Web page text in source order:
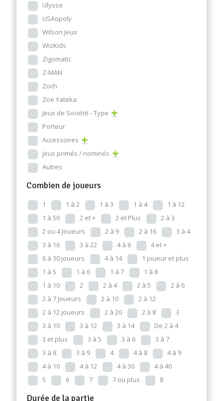
Ulysse
USAopoly
Wilson Jeux
WizKids
Zigomatic
Z-MAN
Zoch
Zoe Yateka
Jeux de Société - Type
Porteur
Accessoires
Jeux primés / nominés
Autres
Combien de joueurs
1 1 à 2 1 à 3 1 à 4
1 à 12
1 à 50
2 et + 2 et Plus
2 à 3
2 ou 4 Joueurs
2 à 9 2 à 16
3 à 4
3 à 16
3 à 22 4 à 6
4 et +
6 à 30 joueurs
4 à 14
1 joueur et plus
1 à 5
1 à 6 1 à 7
1 à 8
1 à 10
2 2 à 4 2 à 5
2 à 6
2 à 7 Joueurs
2 à 10
2 à 12
2 à 12 joueurs
2 à 20 2 à 8
3
3 à 10
3 à 12 3 à 14
De 2 à 4
3 et plus
3 à 5 3 à 6
3 à 7
3 à 8
3 à 9 4 4 à 8
4 à 9
4 à 10
4 à 12 4 à 30
4 à 40
5
6 7 7 ou plus 8
Durée de la partie